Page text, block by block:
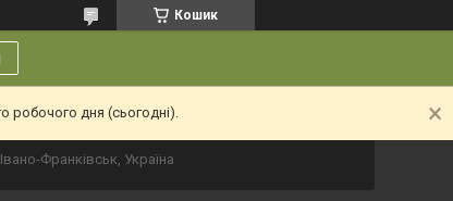
Кошик
робочого дня (сьогодні).
Івано-Франківськ, Україна